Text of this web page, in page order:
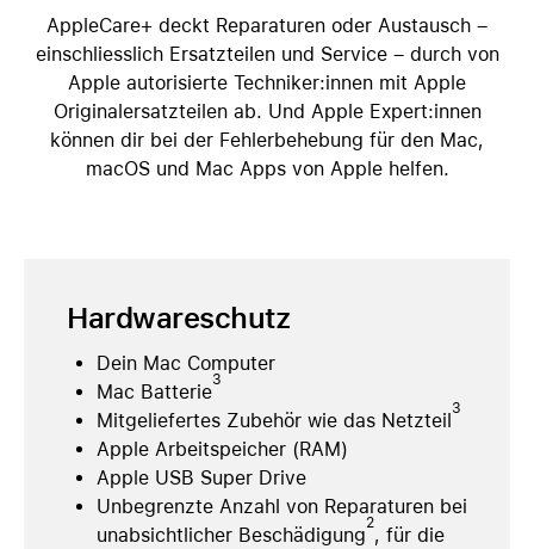
AppleCare+ deckt Reparaturen oder Austausch –
einschliesslich Ersatzteilen und Service – durch von
Apple autorisierte Techniker:innen mit Apple
Originalersatzteilen ab. Und Apple Expert:innen
können dir bei der Fehlerbehebung für den Mac,
macOS und Mac Apps von Apple helfen.
Hardwareschutz
Dein Mac Computer
Mac Batterie
3
Mitgeliefertes Zubehör wie das Netzteil
3
Apple Arbeitspeicher (RAM)
Apple USB Super Drive
Unbegrenzte Anzahl von Reparaturen bei
unabsichtlicher Beschädigung
2
, für die